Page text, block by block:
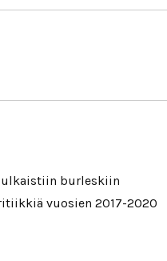
burleskiin
vuosien 2017-2020